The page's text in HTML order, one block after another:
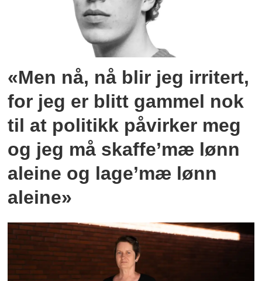
«Men nå, nå blir jeg irritert,
for jeg er blitt gammel nok
til at politikk påvirker meg
og jeg må skaffe’mæ lønn
aleine og lage’mæ lønn
aleine»